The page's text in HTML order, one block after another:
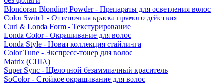
Blondoran Blonding Powder - Препараты для осветления волос
Color Switch - Оттеночная краска прямого действия
Curl & Londa Form - Текстурирование
Londa Color - Окрашивание для волос
Londa Style - Новая коллекция стайлинга
Color Tune - Экспресс-тонер для волос
Matrix (США)
Super Sync - Щелочной безаммиачный краситель
SoColor - Стойкое окрашивание для волос